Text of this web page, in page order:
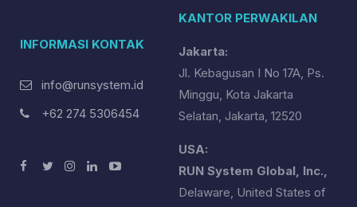
INFORMASI KONTAK
info@runsystem.id
+62 274 5306454
KANTOR PERWAKILAN
Jakarta:
Jl. Kebagusan I No 17A, Ps.
Minggu, Kota Jakarta
Selatan, Jakarta, 12520
USA:
RUN System Global, Inc.,
Delaware, United States of